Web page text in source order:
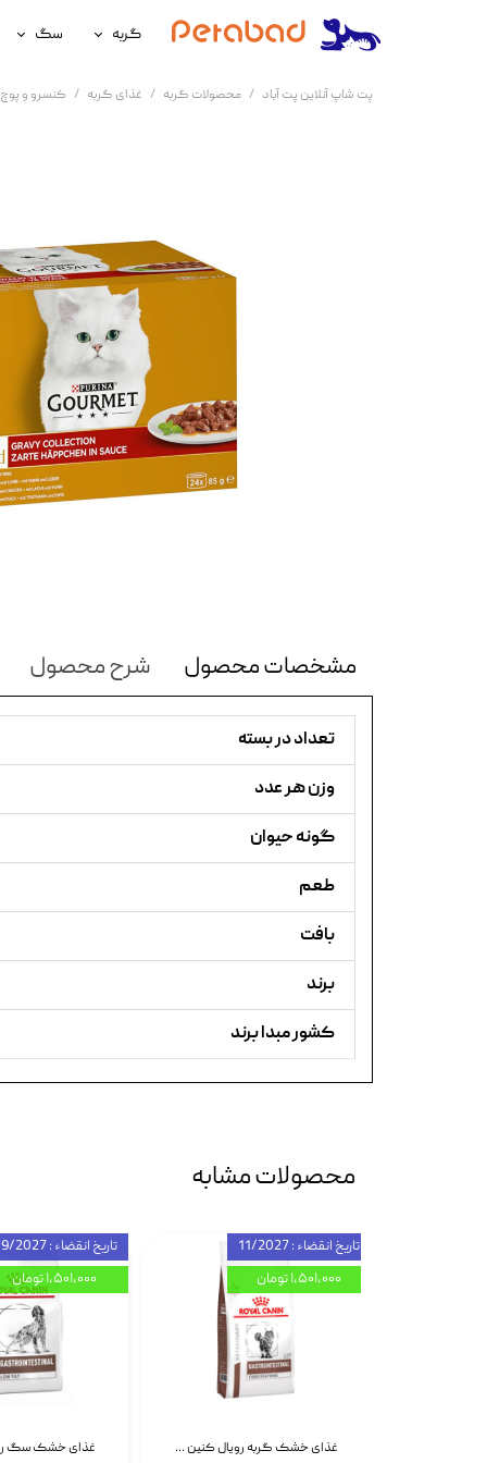
گربه
غذای گربه
سگ
پت شاپ آنلاین پت آباد محصولات گربه غذای گربه کنسرو و
مشخصات محصول شرح محصول
تعداد در بسته
وزن هر عدد
گونه حیوان
طعم
بافت
برند
کشور مبدا برند
محصولات مشابه
تاریخ انقضاء : 09/2027
۱,۵۰۱,۰۰۰ تومان
غذای خشک گربه رویال کنین Gastrointestinal Fibre Response وزن 2 کیلوگرم | پت استوک
تاریخ انقضاء : 11/2027
۱,۵۰۱,۰۰۰ تومان